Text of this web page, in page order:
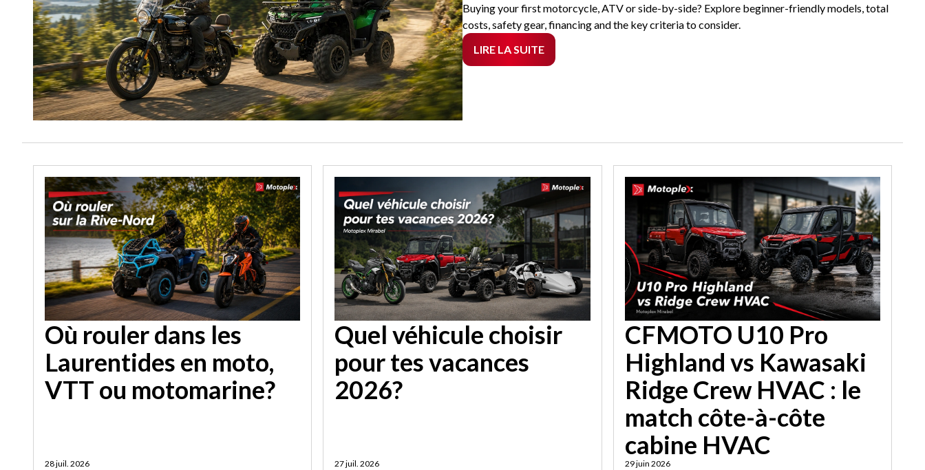
Buying your first motorcycle, ATV or side-by-side? Explore beginner-friendly models, total
costs, safety gear, financing and the key criteria to consider.
LIRE LA SUITE
Où rouler dans les
Laurentides en moto,
VTT ou motomarine?
28 juil. 2026
Quel véhicule choisir
pour tes vacances
2026?
27 juil. 2026
CFMOTO U10 Pro
Highland vs Kawasaki
Ridge Crew HVAC : le
match côte-à-côte
cabine HVAC
29 juin 2026